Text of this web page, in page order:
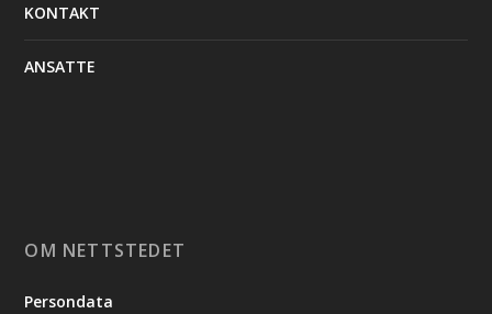
KONTAKT
ANSATTE
OM NETTSTEDET
Persondata